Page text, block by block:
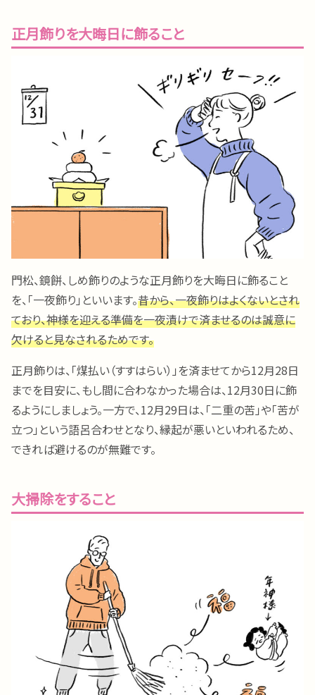
正月飾りを大晦日に飾ること
門松、鏡餅、しめ飾りのような正月飾りを大晦日に飾ること
を、「一夜飾り」といいます。昔から、一夜飾りはよくないとされ
ており、神様を迎える準備を一夜漬けで済ませるのは誠意に
欠けると見なされるためです。
正月飾りは、「煤払い（すすはらい）」を済ませてから12月28日
までを目安に、もし間に合わなかった場合は、12月30日に飾
るようにしましょう。一方で、12月29日は、「二重の苦」や「苦が
立つ」という語呂合わせとなり、縁起が悪いといわれるため、
できれば避けるのが無難です。
大掃除をすること